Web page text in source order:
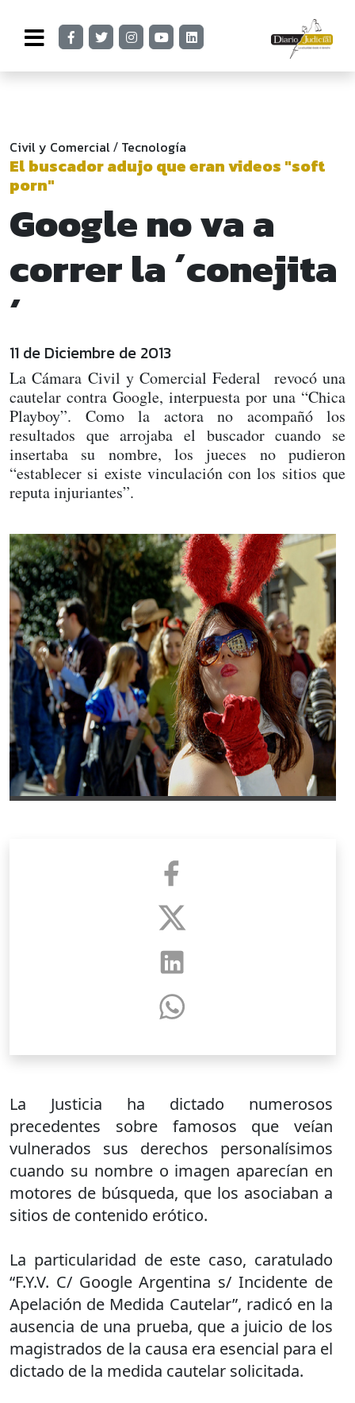
Civil y Comercial/ Tecnología
El buscador adujo que eran videos "soft
porn"
Google no va a
correr la ´conejita
´
11 de Diciembre de 2013
La Cámara Civil y Comercial Federal revocó una
cautelar contra Google, interpuesta por una “Chica
Playboy”. Como la actora no acompañó los
resultados que arrojaba el buscador cuando se
insertaba su nombre, los jueces no pudieron
“establecer si existe vinculación con los sitios que
reputa injuriantes”.
La Justicia ha dictado numerosos
precedentes sobre famosos que veían
vulnerados sus derechos personalísimos
cuando su nombre o imagen aparecían en
motores de búsqueda, que los asociaban a
sitios de contenido erótico.
La particularidad de este caso, caratulado
“F.Y.V. C/ Google Argentina s/ Incidente de
Apelación de Medida Cautelar”, radicó en la
ausencia de una prueba, que a juicio de los
magistrados de la causa era esencial para el
dictado de la medida cautelar solicitada.